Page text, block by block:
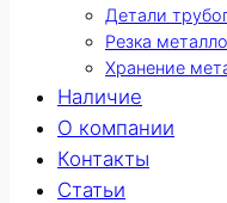
Детали
Резка
Хранение
Наличие
О компании
Контакты
Статьи